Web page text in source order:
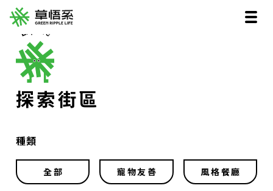
探索街區
種類
全部 寵物友善 風格餐廳